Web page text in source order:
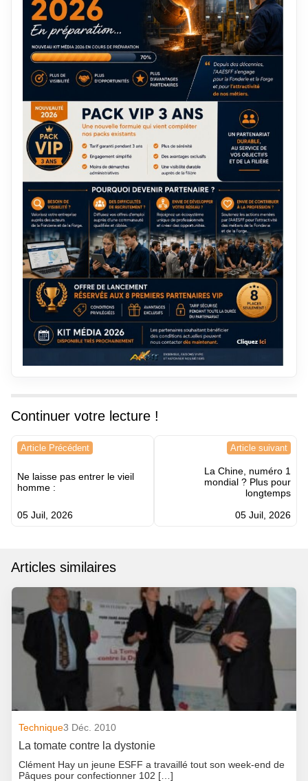
Continuer votre lecture !
Navigation
l’article
Article Précédent
Ne laisse pas entrer le vieil
homme :
05 Juil, 2026
Article suivant
La Chine, numéro 1
mondial ? Plus pour
longtemps
05 Juil, 2026
Articles similaires
Technique3 Déc. 2010
La tomate contre la dystonie
Clément Hay un jeune ESFF a travaillé tout son week-end de
Pâques pour confectionner 102 […]